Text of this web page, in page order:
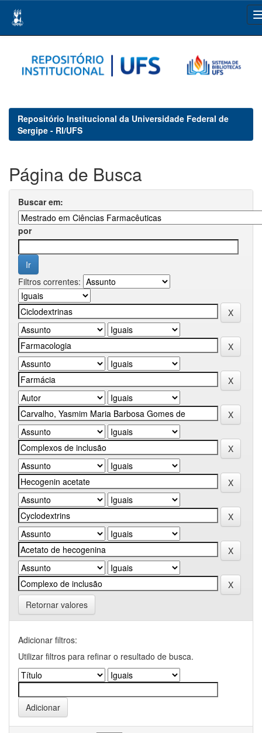
navigation
Repositório Institucional da Universidade Federal de
Sergipe - RI/UFS
Página de Busca
Buscar em:
por
Filtros correntes:
Retornar valores
Adicionar filtros:
Utilizar filtros para refinar o resultado de busca.